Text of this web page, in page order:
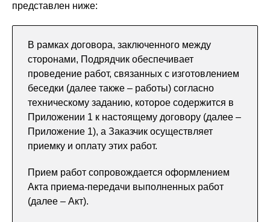
представлен ниже:
В рамках договора, заключенного между
сторонами, Подрядчик обеспечивает
проведение работ, связанных с изготовлением
беседки (далее также – работы) согласно
техническому заданию, которое содержится в
Приложении 1 к настоящему договору (далее –
Приложение 1), а Заказчик осуществляет
приемку и оплату этих работ.
Прием работ сопровождается оформлением
Акта приема-передачи выполненных работ
(далее – Акт).